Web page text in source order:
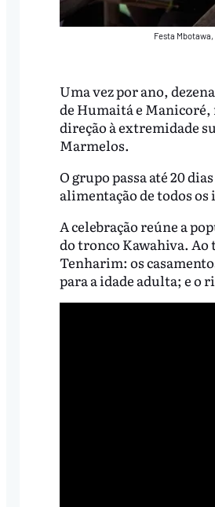
Festa
Uma vez por ano,
de Humaitá e Manicoré,
direção à extremidade
Marmelos.
O grupo passa até 20
alimentação de todos
A celebração reúne a
do tronco Kawahiva. Ao
Tenharim: os
para a idade adulta; e o